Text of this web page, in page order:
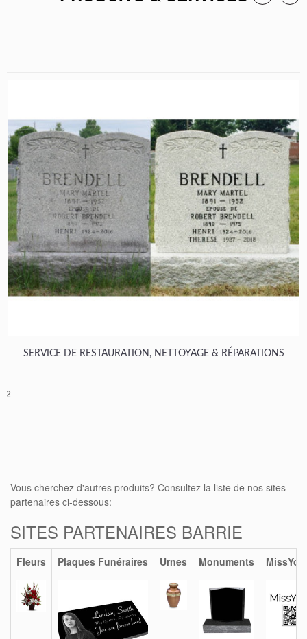
SERVICE DE RESTAURATION, NETTOYAGE & RÉPARATIONS
2
Vous cherchez d'autres produits? Consultez la liste de nos sites
partenaires ci-dessous:
SITES PARTENAIRES BARRIE
Fleurs Plaques Funéraires Urnes Monuments